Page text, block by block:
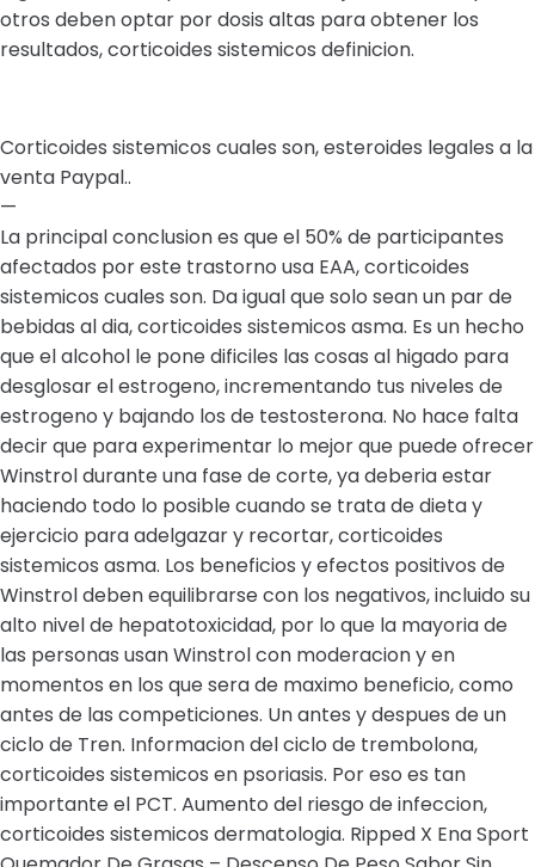
otros deben optar por dosis altas para obtener los
resultados, corticoides sistemicos definicion.
Corticoides sistemicos cuales son, esteroides legales a la
venta Paypal..
—
La principal conclusion es que el 50% de participantes
afectados por este trastorno usa EAA, corticoides
sistemicos cuales son. Da igual que solo sean un par de
bebidas al dia, corticoides sistemicos asma. Es un hecho
que el alcohol le pone dificiles las cosas al higado para
desglosar el estrogeno, incrementando tus niveles de
estrogeno y bajando los de testosterona. No hace falta
decir que para experimentar lo mejor que puede ofrecer
Winstrol durante una fase de corte, ya deberia estar
haciendo todo lo posible cuando se trata de dieta y
ejercicio para adelgazar y recortar, corticoides
sistemicos asma. Los beneficios y efectos positivos de
Winstrol deben equilibrarse con los negativos, incluido su
alto nivel de hepatotoxicidad, por lo que la mayoria de
las personas usan Winstrol con moderacion y en
momentos en los que sera de maximo beneficio, como
antes de las competiciones. Un antes y despues de un
ciclo de Tren. Informacion del ciclo de trembolona,
corticoides sistemicos en psoriasis. Por eso es tan
importante el PCT. Aumento del riesgo de infeccion,
corticoides sistemicos dermatologia. Ripped X Ena Sport